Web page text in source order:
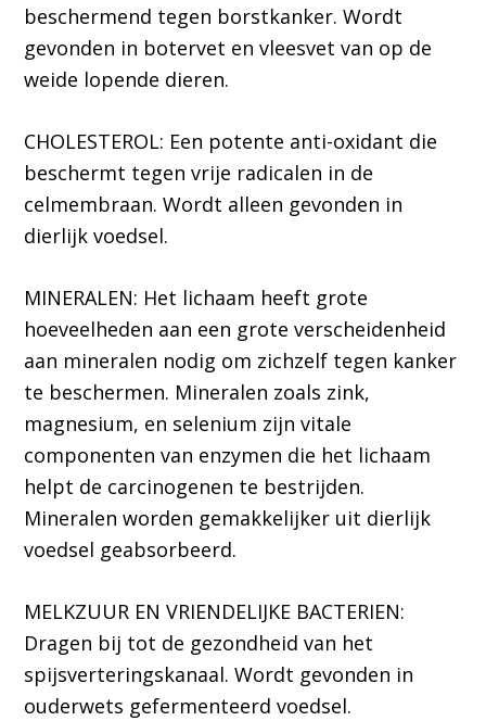
beschermend tegen borstkanker. Wordt
gevonden in botervet en vleesvet van op de
weide lopende dieren.
CHOLESTEROL: Een potente anti-oxidant die
beschermt tegen vrije radicalen in de
celmembraan. Wordt alleen gevonden in
dierlijk voedsel.
MINERALEN: Het lichaam heeft grote
hoeveelheden aan een grote verscheidenheid
aan mineralen nodig om zichzelf tegen kanker
te beschermen. Mineralen zoals zink,
magnesium, en selenium zijn vitale
componenten van enzymen die het lichaam
helpt de carcinogenen te bestrijden.
Mineralen worden gemakkelijker uit dierlijk
voedsel geabsorbeerd.
MELKZUUR EN VRIENDELIJKE BACTERIEN:
Dragen bij tot de gezondheid van het
spijsverteringskanaal. Wordt gevonden in
ouderwets gefermenteerd voedsel.